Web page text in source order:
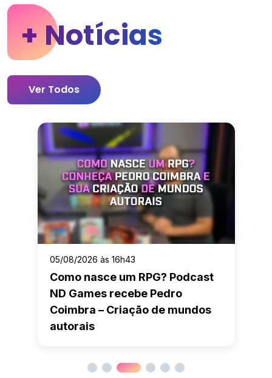
+ Notícias
Ver Todos
05/08/2026 às 16h43
Como nasce um RPG? Podcast
ND Games recebe Pedro
Coimbra – Criação de mundos
autorais